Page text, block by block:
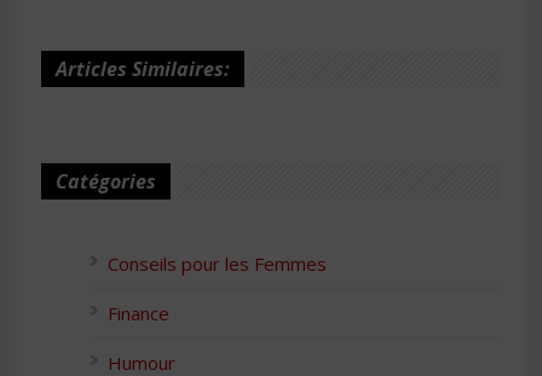
Articles Similaires:
Catégories
Conseils pour les Femmes
Finance
Humour